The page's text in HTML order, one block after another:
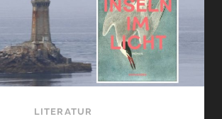
LITERATUR